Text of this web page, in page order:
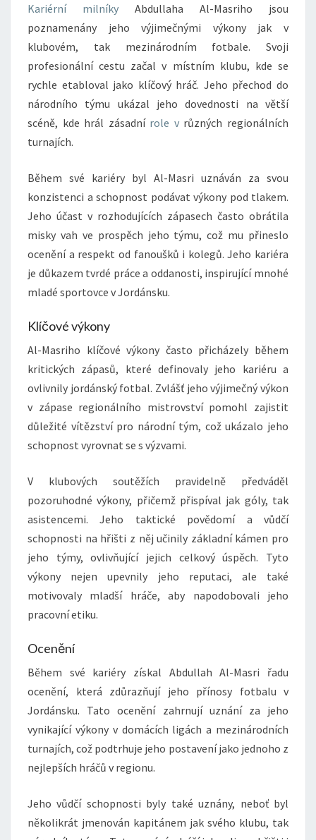
Kariérní milníky Abdullaha Al-Masriho jsou
poznamenány jeho výjimečnými výkony jak v
klubovém, tak mezinárodním fotbale. Svoji
profesionální cestu začal v místním klubu, kde se
rychle etabloval jako klíčový hráč. Jeho přechod do
národního týmu ukázal jeho dovednosti na větší
scéně, kde hrál zásadní role vrůzných regionálních
turnajích.
Během své kariéry byl Al-Masri uznáván za svou
konzistenci a schopnost podávat výkony pod tlakem.
Jeho účast v rozhodujících zápasech často obrátila
misky vah ve prospěch jeho týmu, což mu přineslo
ocenění a respekt od fanoušků i kolegů. Jeho kariéra
je důkazem tvrdé práce a oddanosti, inspirující mnohé
mladé sportovce v Jordánsku.
Klíčové výkony
Al-Masriho klíčové výkony často přicházely během
kritických zápasů, které definovaly jeho kariéru a
ovlivnily jordánský fotbal. Zvlášť jeho výjimečný výkon
v zápase regionálního mistrovství pomohl zajistit
důležité vítězství pro národní tým, což ukázalo jeho
schopnost vyrovnat se s výzvami.
V klubových soutěžích pravidelně předváděl
pozoruhodné výkony, přičemž přispíval jak góly, tak
asistencemi. Jeho taktické povědomí a vůdčí
schopnosti na hřišti z něj učinily základní kámen pro
jeho týmy, ovlivňující jejich celkový úspěch. Tyto
výkony nejen upevnily jeho reputaci, ale také
motivovaly mladší hráče, aby napodobovali jeho
pracovní etiku.
Ocenění
Během své kariéry získal Abdullah Al-Masri řadu
ocenění, která zdůrazňují jeho přínosy fotbalu v
Jordánsku. Tato ocenění zahrnují uznání za jeho
vynikající výkony v domácích ligách a mezinárodních
turnajích, což podtrhuje jeho postavení jako jednoho z
nejlepších hráčů v regionu.
Jeho vůdčí schopnosti byly také uznány, neboť byl
několikrát jmenován kapitánem jak svého klubu, tak